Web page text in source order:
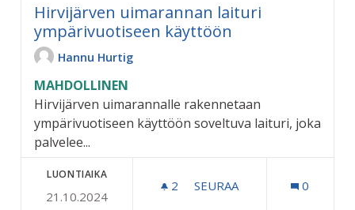
Hirvijärven uimarannan laituri
ympärivuotiseen käyttöön
Hannu Hurtig
MAHDOLLINEN
Hirvijärven uimarannalle rakennetaan
ympärivuotiseen käyttöön soveltuva laituri, joka
palvelee...
LUONTIAIKA
21.10.2024
2 2 SEURAAJAA
SEURAA 0